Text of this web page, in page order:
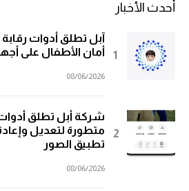
أحدث الأخبار
آبل تطلق أدوات رقابة
أمان الأطفال على
08/06/2026
شركة أبل تطلق
متطورة لتعديل
تطبيق الصور
08/06/2026